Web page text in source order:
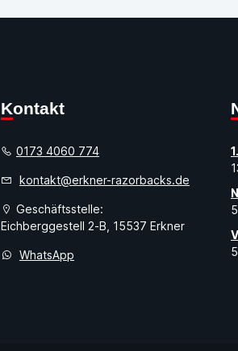
Kontakt
0173 4060 774
kontakt@erkner-razorbacks.de
Geschäftsstelle:
Eichberggestell 2-B, 15537 Erkner
WhatsApp